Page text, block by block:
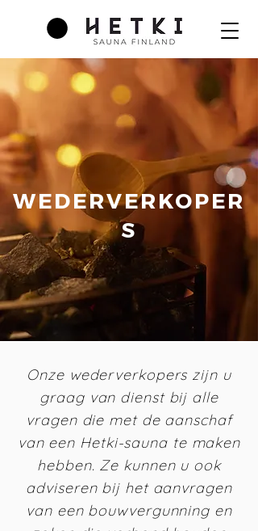
WEDERVERKOPER
S
Onze wederverkopers zijn u
graag van dienst bij alle
vragen die met de aanschaf
van een Hetki-sauna te maken
hebben. Ze kunnen u ook
adviseren bij het aanvragen
van een bouwvergunning en